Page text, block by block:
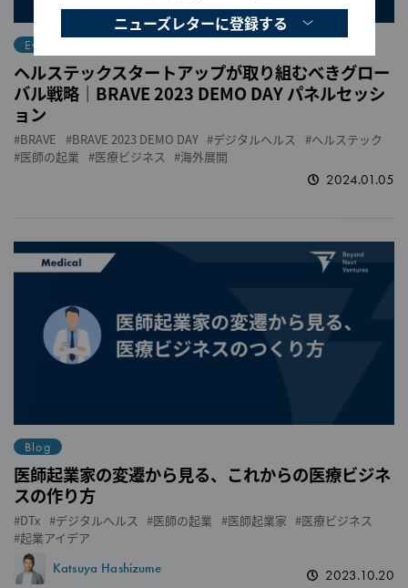
Event Report
ヘルステックスタートアップが取り組むべきグロー
バル戦略｜BRAVE 2023 DEMO DAY パネルセッシ
ョン
BRAVE BRAVE 2023 DEMO DAY デジタルヘルス
ヘルステック
医師の起業
医療ビジネス 海外展開
2024.01.05
Blog
医師起業家の変遷から見る、これからの医療ビジネ
スの作り方
DTx デジタルヘルス 医師の起業 医師起業家
医療ビジネス
起業アイデア
Katsuya Hashizume 2023.10.20
ニューズレターに登録する